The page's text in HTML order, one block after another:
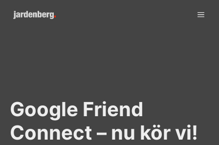
Google Friend
Connect – nu kör vi!